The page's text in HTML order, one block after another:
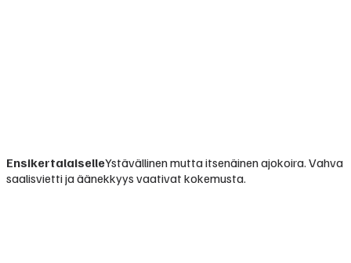
EnsikertalaiselleYstävällinen mutta itsenäinen ajokoira. Vahva
saalisvietti ja äänekkyys vaativat kokemusta.